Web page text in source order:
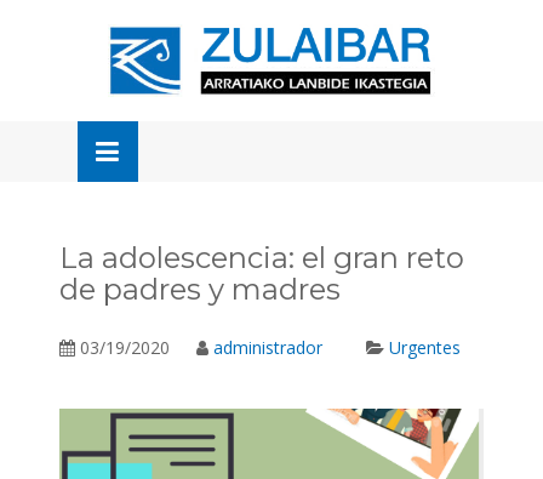
La adolescencia: el gran reto
de padres y madres
03/19/2020 administrador Urgentes